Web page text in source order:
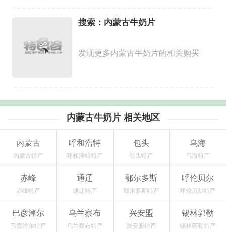
搜索：内蒙古牛奶片
发现更多内蒙古牛奶片的相关购买
内蒙古牛奶片 相关地区
内蒙古
内蒙古特产
呼和浩特
呼和浩特特产
包头
包头特产
乌海
乌海特产
赤峰
赤峰特产
通辽
通辽特产
鄂尔多斯
鄂尔多斯特产
呼伦贝尔
呼伦贝尔特产
巴彦淖尔
巴彦淖尔特产
乌兰察布
乌兰察布特产
兴安盟
兴安盟特产
锡林郭勒
锡林郭勒特产